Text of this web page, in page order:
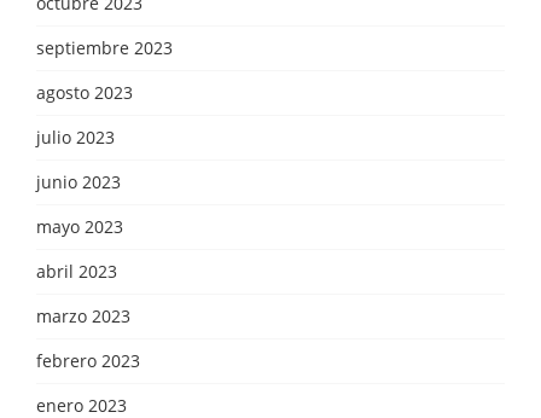
septiembre 2023
agosto 2023
julio 2023
junio 2023
mayo 2023
abril 2023
marzo 2023
febrero 2023
enero 2023